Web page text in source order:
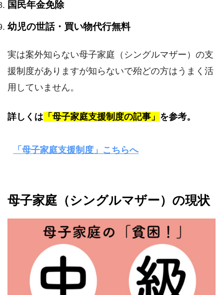
国民年金免除
幼児の世話・買い物代行無料
実は案外知らない母子家庭（シングルマザー）の支
援制度がありますが知らないで殆どの方はうまく活
用していません。
詳しくは 「母子家庭支援制度の記事」 を参考。
「母子家庭支援制度」こちらへ
母子家庭（シングルマザー）の現状